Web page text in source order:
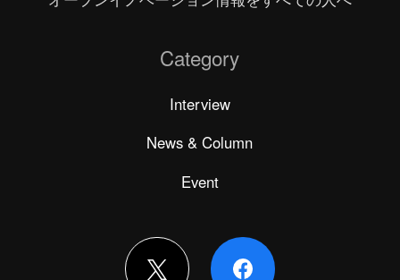
Category
Interview
News & Column
Event